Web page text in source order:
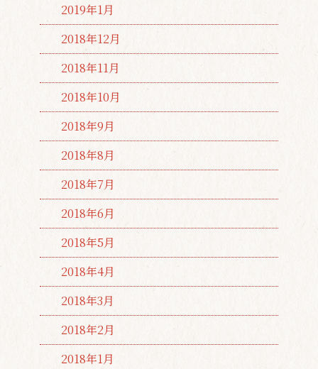
2019年1月
2018年12月
2018年11月
2018年10月
2018年9月
2018年8月
2018年7月
2018年6月
2018年5月
2018年4月
2018年3月
2018年2月
2018年1月